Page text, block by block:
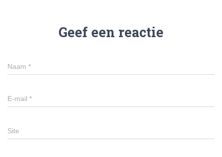
Geef een reactie
Naam *
E-mail *
Site